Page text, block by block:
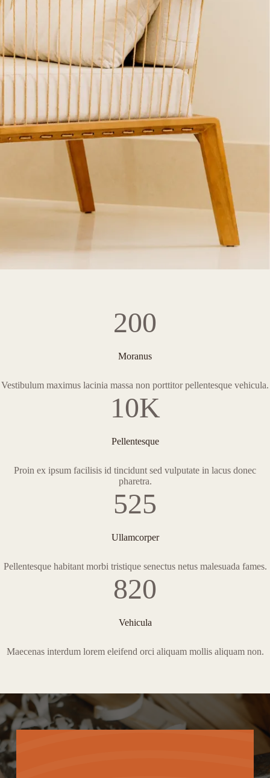
200
Moranus
Vestibulum maximus lacinia massa non porttitor pellentesque vehicula.
10K
Pellentesque
Proin ex ipsum facilisis id tincidunt sed vulputate in lacus donec
pharetra.
525
Ullamcorper
Pellentesque habitant morbi tristique senectus netus malesuada fames.
820
Vehicula
Maecenas interdum lorem eleifend orci aliquam mollis aliquam non.